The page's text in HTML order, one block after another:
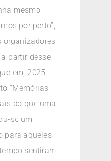
mesmo
por perto”,
organizadores
partir desse
em, 2025
“Memórias
do que uma
se um
para aqueles
sentiram